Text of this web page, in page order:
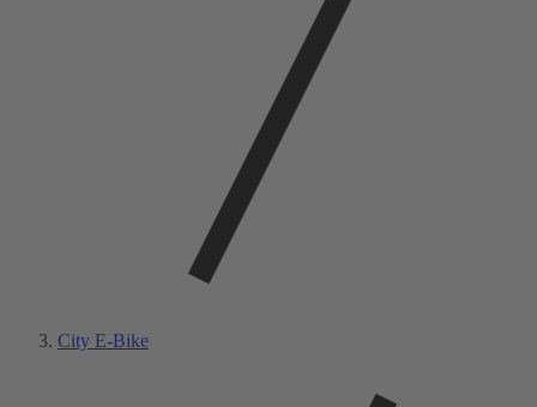
City E-Bike